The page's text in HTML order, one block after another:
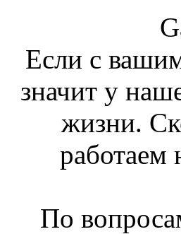
Если с
значит у
жизни.
работаем
По